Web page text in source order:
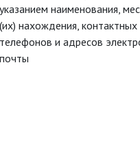
указанием наименования,
(их) нахождения, контактных
телефонов и адресов
почты